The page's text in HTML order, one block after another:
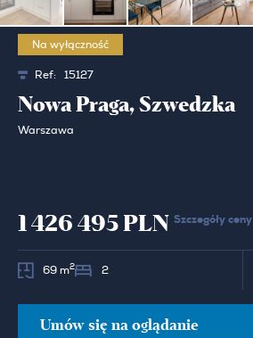
Na wyłączność
Ref: 15127
Nowa Praga, Szwedzka
Warszawa
1 426 495 PLN Szczegóły ceny
69 m2 2
Umów się na oglądanie